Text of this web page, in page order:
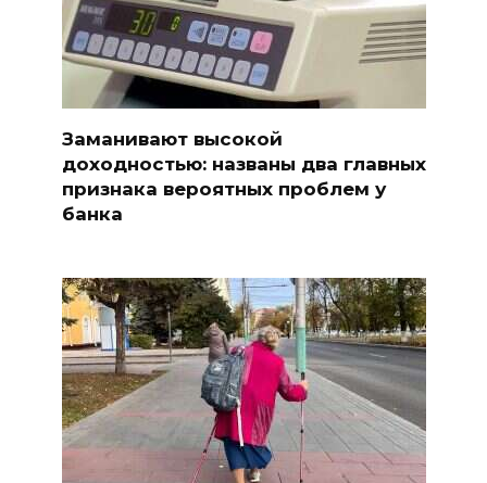
Заманивают высокой
доходностью: названы два главных
признака вероятных проблем у
банка